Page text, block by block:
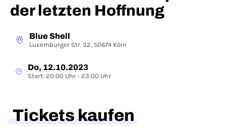
der letzten Hoffnung
Blue Shell
Luxemburger Str. 32, 50674 Köln
Do, 12.10.2023
Start: 20:00 Uhr - 23:00 Uhr
Tickets kaufen